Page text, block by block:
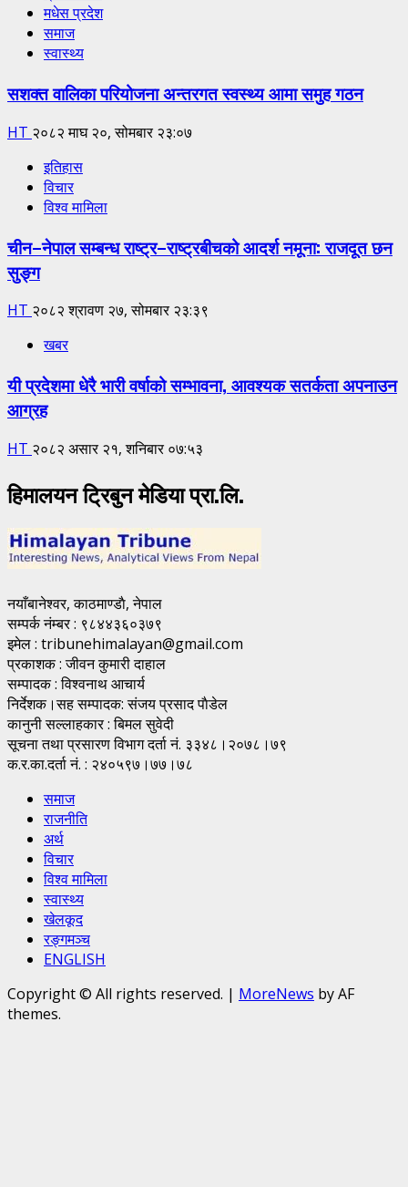
मधेस प्रदेश
समाज
स्वास्थ्य
सशक्त वालिका परियोजना अन्तरगत स्वस्थ्य आमा समुह गठन
HT २०८२ माघ २०, सोमबार २३:०७
इतिहास
विचार
विश्व मामिला
चीन–नेपाल सम्बन्ध राष्ट्र–राष्ट्रबीचको आदर्श नमूना: राजदूत छन
सुङ्ग
HT २०८२ श्रावण २७, सोमबार २३:३९
खबर
यी प्रदेशमा धेरै भारी वर्षाको सम्भावना, आवश्यक सतर्कता अपनाउन
आग्रह
HT २०८२ असार २१, शनिबार ०७:५३
हिमालयन ट्रिबुन मेडिया प्रा.लि.
नयाँबानेश्वर, काठमाण्डाै, नेपाल
सम्पर्क नंम्बर : ९८४४३६०३७९
इमेल : tribunehimalayan@gmail.com
प्रकाशक : जीवन कुमारी दाहाल
सम्पादक : विश्वनाथ आचार्य
निर्देशक।सह सम्पादक: संजय प्रसाद पाैडेल
कानुनी सल्लाहकार : बिमल सुवेदी
सूचना तथा प्रसारण विभाग दर्ता नं. ३३४८।२०७८।७९
क.र.का.दर्ता नं. : २४०५९७।७७।७८
समाज
राजनीति
अर्थ
विचार
विश्व मामिला
स्वास्थ्य
खेलकूद
रङ्गमञ्च
ENGLISH
Copyright © All rights reserved. | MoreNews by AF
themes.